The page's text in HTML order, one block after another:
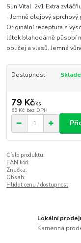
Sun Vital 2v1 Extra
- Jemně olejový
Originální receptura s
látek blahodárně působí
obličej a vlasů. Jemná
Dostupnost
79 Kč/ks
65 Kč bez DPH
Číslo produktu:
EAN kód:
Značka:
Obsah:
Hlídat cenu / dostupnost
Lokální
Kamenná